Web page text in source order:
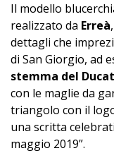
Il modello
realizzato da Erreà
dettagli che
di San Giorgio, ad
stemma del
con le maglie da
triangolo con il
una scritta
maggio 2019”.